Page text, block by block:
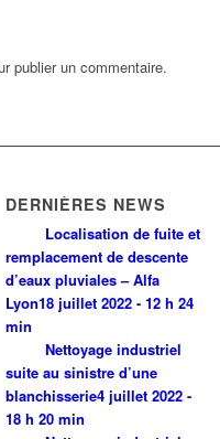
publier un commentaire.
DERNIÈRES NEWS
Localisation de fuite et
remplacement de descente
d’eaux pluviales – Alfa
Lyon18 juillet 2022 - 12 h 24
min
Nettoyage industriel
suite au sinistre d’une
blanchisserie4 juillet 2022 -
18 h 20 min